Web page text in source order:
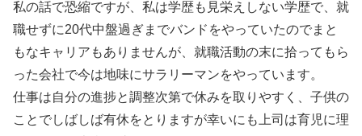
私の話で恐縮ですが、私は学歴も見栄えしない学歴で、就
職せずに20代中盤過ぎまでバンドをやっていたのでまと
もなキャリアもありませんが、就職活動の末に拾ってもら
った会社で今は地味にサラリーマンをやっています。
仕事は自分の進捗と調整次第で休みを取りやすく、子供の
ことでしばしば有休をとりますが幸いにも上司は育児に理